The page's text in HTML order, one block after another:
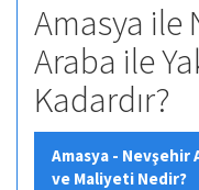
Amasya ile
Araba ile
Kadardır?
Amasya - Nevşehir
ve Maliyeti Nedir?